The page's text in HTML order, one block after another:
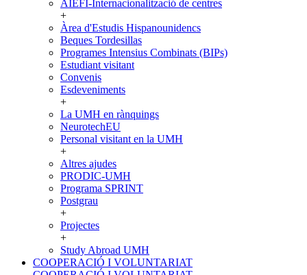
AIEFI-Internacionalització de centres
+
Àrea d'Estudis Hispanounidencs
Beques Tordesillas
Programes Intensius Combinats (BIPs)
Estudiant visitant
Convenis
Esdeveniments
+
La UMH en rànquings
NeurotechEU
Personal visitant en la UMH
+
Altres ajudes
PRODIC-UMH
Programa SPRINT
Postgrau
+
Projectes
+
Study Abroad UMH
COOPERACIÓ I VOLUNTARIAT